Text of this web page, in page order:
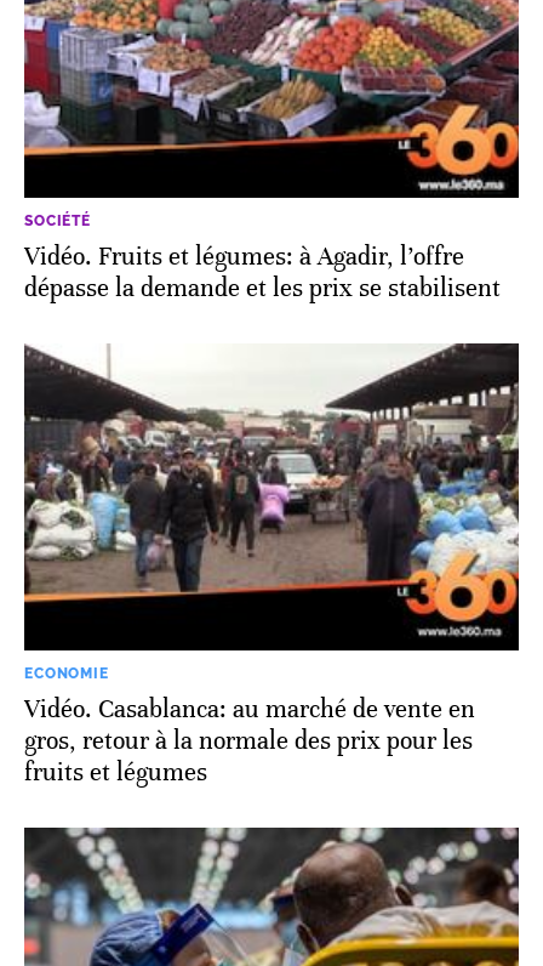
SOCIÉTÉ
Vidéo. Fruits et légumes: à Agadir, l’offre
dépasse la demande et les prix se stabilisent
ECONOMIE
Vidéo. Casablanca: au marché de vente en
gros, retour à la normale des prix pour les
fruits et légumes